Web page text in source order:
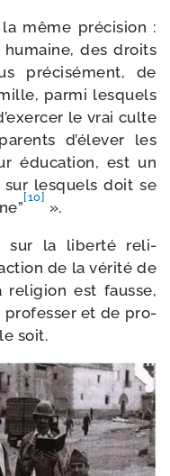
même pré­ci­sion :
des droits
pré­ci­sé­ment, de
par­mi les­quels
le vrai culte
d’élever les
édu­ca­tion, est un
les­quels doit se
[10]
».
sur la liber­té reli­
de la véri­té de
est fausse,
pro­fes­ser et de pro­
soit.